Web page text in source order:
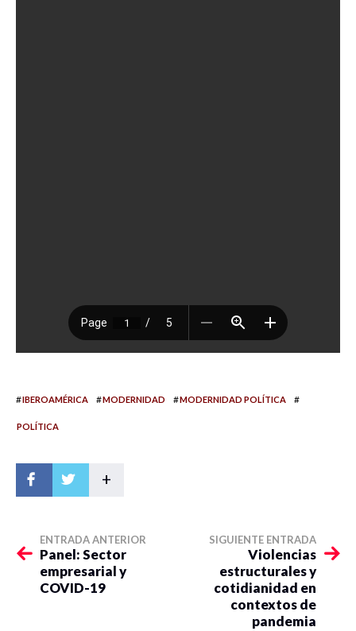
#IBEROAMÉRICA #MODERNIDAD #MODERNIDAD POLÍTICA #
POLÍTICA
+
ENTRADA ANTERIOR
Panel: Sector
empresarial y
COVID-19
SIGUIENTE ENTRADA
Violencias
estructurales y
cotidianidad en
contextos de
pandemia